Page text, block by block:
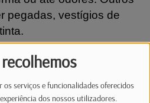
serviços e funcionalidades oferecidos
dos nossos utilizadores.
pegadas, vestígios de